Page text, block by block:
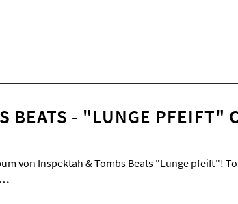
BEATS - "LUNGE PFEIFT"
von Inspektah & Tombs Beats "Lunge pfeift"!
…